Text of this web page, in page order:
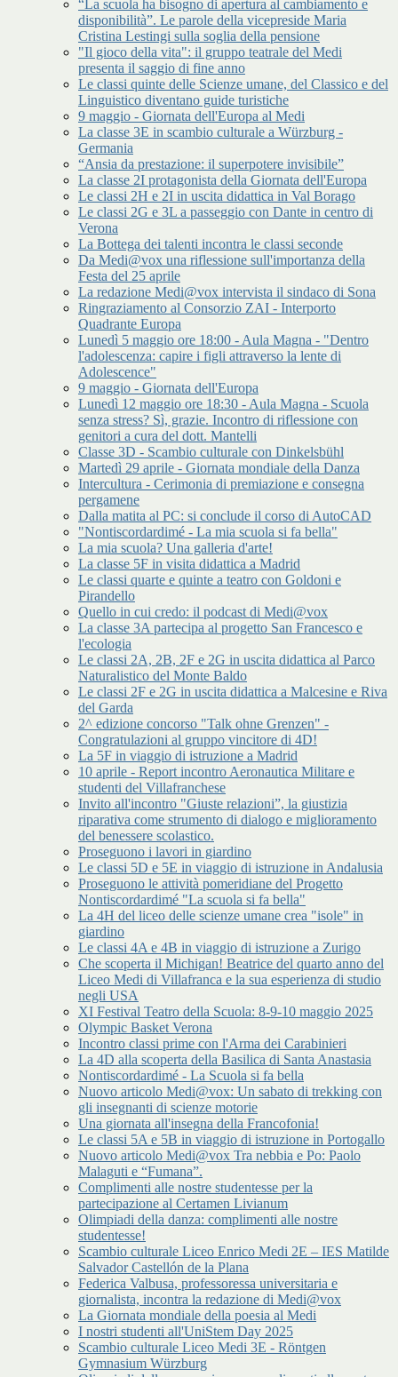
“La scuola ha bisogno di apertura al cambiamento e
disponibilità”. Le parole della vicepreside Maria
Cristina Lestingi sulla soglia della pensione
"Il gioco della vita": il gruppo teatrale del Medi
presenta il saggio di fine anno
Le classi quinte delle Scienze umane, del Classico e del
Linguistico diventano guide turistiche
9 maggio - Giornata dell'Europa al Medi
La classe 3E in scambio culturale a Würzburg -
Germania
“Ansia da prestazione: il superpotere invisibile”
La classe 2I protagonista della Giornata dell'Europa
Le classi 2H e 2I in uscita didattica in Val Borago
Le classi 2G e 3L a passeggio con Dante in centro di
Verona
La Bottega dei talenti incontra le classi seconde
Da Medi@vox una riflessione sull'importanza della
Festa del 25 aprile
La redazione Medi@vox intervista il sindaco di Sona
Ringraziamento al Consorzio ZAI - Interporto
Quadrante Europa
Lunedì 5 maggio ore 18:00 - Aula Magna - "Dentro
l'adolescenza: capire i figli attraverso la lente di
Adolescence"
9 maggio - Giornata dell'Europa
Lunedì 12 maggio ore 18:30 - Aula Magna - Scuola
senza stress? Sì, grazie. Incontro di riflessione con
genitori a cura del dott. Mantelli
Classe 3D - Scambio culturale con Dinkelsbühl
Martedì 29 aprile - Giornata mondiale della Danza
Intercultura - Cerimonia di premiazione e consegna
pergamene
Dalla matita al PC: si conclude il corso di AutoCAD
"Nontiscordardimé - La mia scuola si fa bella"
La mia scuola? Una galleria d'arte!
La classe 5F in visita didattica a Madrid
Le classi quarte e quinte a teatro con Goldoni e
Pirandello
Quello in cui credo: il podcast di Medi@vox
La classe 3A partecipa al progetto San Francesco e
l'ecologia
Le classi 2A, 2B, 2F e 2G in uscita didattica al Parco
Naturalistico del Monte Baldo
Le classi 2F e 2G in uscita didattica a Malcesine e Riva
del Garda
2^ edizione concorso "Talk ohne Grenzen" -
Congratulazioni al gruppo vincitore di 4D!
La 5F in viaggio di istruzione a Madrid
10 aprile - Report incontro Aeronautica Militare e
studenti del Villafranchese
Invito all'incontro "Giuste relazioni”, la giustizia
riparativa come strumento di dialogo e miglioramento
del benessere scolastico.
Proseguono i lavori in giardino
Le classi 5D e 5E in viaggio di istruzione in Andalusia
Proseguono le attività pomeridiane del Progetto
Nontiscordardimé "La scuola si fa bella"
La 4H del liceo delle scienze umane crea "isole" in
giardino
Le classi 4A e 4B in viaggio di istruzione a Zurigo
Che scoperta il Michigan! Beatrice del quarto anno del
Liceo Medi di Villafranca e la sua esperienza di studio
negli USA
XI Festival Teatro della Scuola: 8-9-10 maggio 2025
Olympic Basket Verona
Incontro classi prime con l'Arma dei Carabinieri
La 4D alla scoperta della Basilica di Santa Anastasia
Nontiscordardimé - La Scuola si fa bella
Nuovo articolo Medi@vox: Un sabato di trekking con
gli insegnanti di scienze motorie
Una giornata all'insegna della Francofonia!
Le classi 5A e 5B in viaggio di istruzione in Portogallo
Nuovo articolo Medi@vox Tra nebbia e Po: Paolo
Malaguti e “Fumana”.
Complimenti alle nostre studentesse per la
partecipazione al Certamen Livianum
Olimpiadi della danza: complimenti alle nostre
studentesse!
Scambio culturale Liceo Enrico Medi 2E – IES Matilde
Salvador Castellón de la Plana
Federica Valbusa, professoressa universitaria e
giornalista, incontra la redazione di Medi@vox
La Giornata mondiale della poesia al Medi
I nostri studenti all'UniStem Day 2025
Scambio culturale Liceo Medi 3E - Röntgen
Gymnasium Würzburg